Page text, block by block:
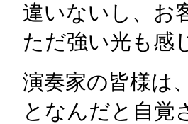
違いないし、お
ただ強い光も感
演奏家の皆様は
となんだと自覚